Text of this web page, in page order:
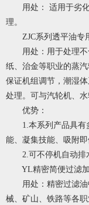
用处： 适用于劣化
理。
ZJC系列透平油专
用处：用于处理不
纸、治金等职业的蒸
保证机组调节，潮湿
处理。可与汽轮机、
优势：
1.本系列产品具有多
能、凝集技能、吸附
2.可不停机自动排
YL精密简便过滤
用处：精密过滤油
械、矿山、铁路等各